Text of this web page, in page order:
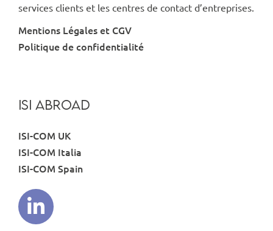
services clients et les centres de contact d’entreprises.
Mentions Légales et CGV
Politique de confidentialité
ISI ABROAD
ISI-COM UK
ISI-COM Italia
ISI-COM Spain